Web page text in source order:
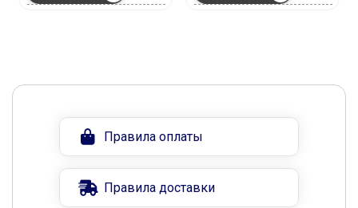
Правила оплаты
Правила доставки